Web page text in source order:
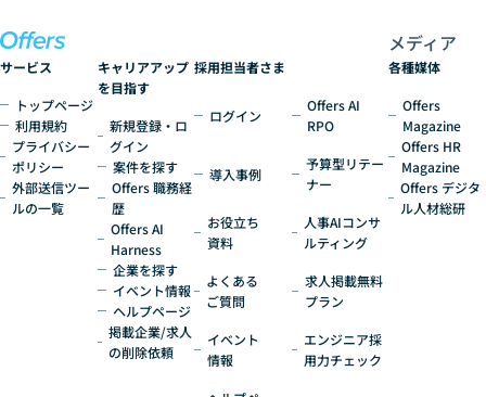
サービス
トップページ
利用規約
プライバシー
ポリシー
外部送信ツー
ルの一覧
キャリアアップ
を目指す
新規登録・ロ
グイン
案件を探す
Offers 職務経
歴
Offers AI
Harness
企業を探す
イベント情報
ヘルプページ
掲載企業/求人
の削除依頼
採用担当者さま
ログイン
導入事例
お役立ち
資料
よくある
ご質問
イベント
情報
Offers AI
RPO
予算型リテー
ナー
人事AIコンサ
ルティング
求人掲載無料
プラン
エンジニア採
用力チェック
メディア
各種媒体
Offers
Magazine
Offers HR
Magazine
Offers デジタ
ル人材総研